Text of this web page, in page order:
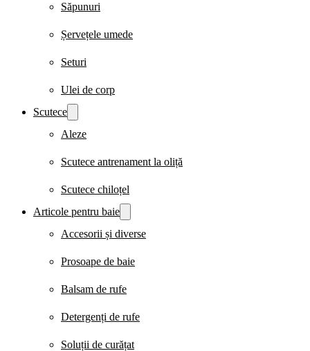
Săpunuri
Șervețele umede
Seturi
Ulei de corp
Scutece
Aleze
Scutece antrenament la oliță
Scutece chiloțel
Articole pentru baie
Accesorii și diverse
Prosoape de baie
Balsam de rufe
Detergenți de rufe
Soluții de curățat